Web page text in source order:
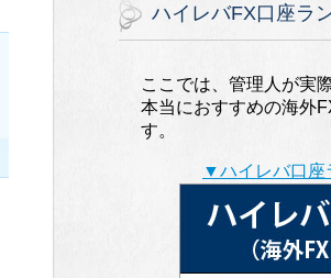
ハイレバFX口座ラ
ここでは、管理人が実
本当におすすめの海外
す。
▼ハイレバ口